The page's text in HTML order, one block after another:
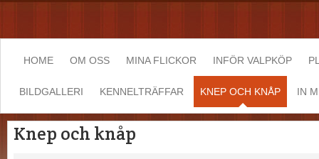
HOME OM OSS MINA FLICKOR INFÖR VALPKÖP
BILDGALLERI KENNELTRÄFFAR KNEP OCH KNÅP IN
Knep och knåp